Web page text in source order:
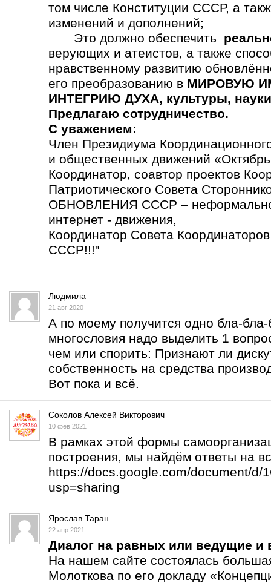
том числе Конституции СССР, а
изменений и дополнений;
Это должно обеспечить
верующих и атеистов, а также
нравственному развитию
его преобразованию в МИРОВУЮ
ИНТЕГРИЮ ДУХА, культуры,
Предлагаю сотрудничество.
С уважением:
Член Президиума
и общественных движений
Координатор, соавтор проектов
Патриотического Совета
ОБНОВЛЕНИЯ СССР –
интернет - движения,
Координатор Совета
СССР!!!"
Людмила
21 авг 2020
А по моему получится одно бла-бла-
многословия надо выделить 1
чем или спорить: Признают ли
собственность на средства
Вот пока и всё.
Соколов Алексей Викторович
10 фев 2021
В рамках этой формы
построения, мы найдём ответы на
https://docs.google.com/document/d/
usp=sharing
Ярослав Таран
22 апр 2021
Диалог на равных или ведущие и
На нашем сайте состоялась
Молоткова по его докладу